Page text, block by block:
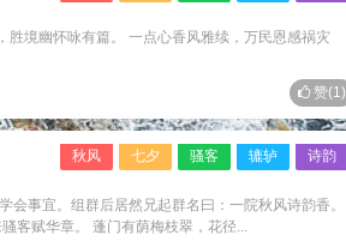
境幽怀咏有篇。 一点心香风雅续，万民恩感祸灾
赞(1)
秋风 七夕 骚客 辘轳 诗韵
事宜。组群后居然兄起群名曰：一院秋风诗韵香。
客赋华章。 蓬门有荫梅枝翠，花径...